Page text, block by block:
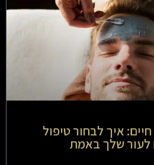
איך לבחור טיפול
שלך באמת